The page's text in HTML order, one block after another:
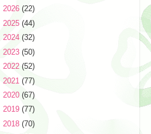
2026 (22)
2025 (44)
2024 (32)
2023 (50)
2022 (52)
2021 (77)
2020 (67)
2019 (77)
2018 (70)